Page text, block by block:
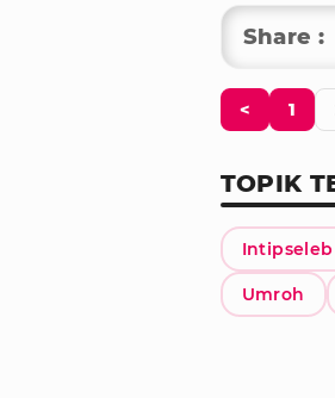
Share :
< 1
TOPIK
Intipseleb
Umroh